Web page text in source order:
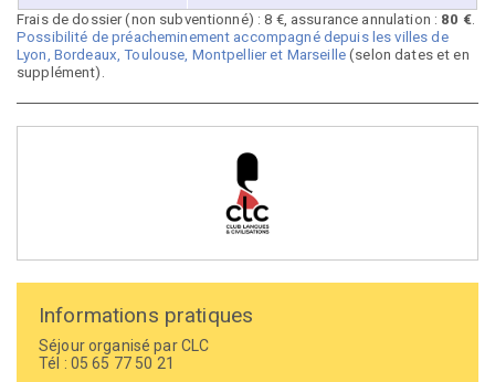
Frais de dossier (non subventionné) : 8 €, assurance annulation : 80 €.
Possibilité de préacheminement accompagné depuis les villes de
Lyon, Bordeaux, Toulouse, Montpellier et Marseille (selon dates et en
supplément).
Informations pratiques
Séjour organisé par CLC
Tél : 05 65 77 50 21